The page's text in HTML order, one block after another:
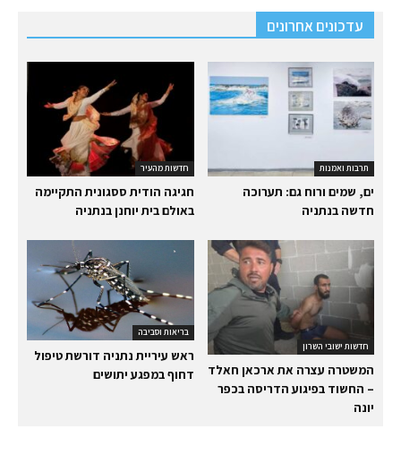
עדכונים אחרונים
חדשות מהעיר
חגיגה הודית ססגונית התקיימה
באולם בית יוחנן בנתניה
תרבות ואמנות
ים, שמים ורוח גם: תערוכה
חדשה בנתניה
בריאות וסביבה
ראש עיריית נתניה דורשת טיפול
דחוף במפגע יתושים
חדשות ישובי השרון
המשטרה עצרה את ארכאן חאלד
– החשוד בפיגוע הדריסה בכפר
יונה